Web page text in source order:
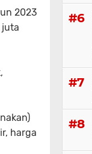
2023
juta
harga